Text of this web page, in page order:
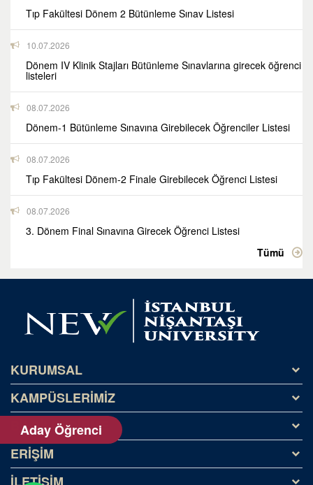
Tıp Fakültesi Dönem 2 Bütünleme Sınav Listesi
10.07.2026
Dönem IV Klinik Stajları Bütünleme Sınavlarına girecek öğrenci
listeleri
08.07.2026
Dönem-1 Bütünleme Sınavına Girebilecek Öğrenciler Listesi
08.07.2026
Tıp Fakültesi Dönem-2 Finale Girebilecek Öğrenci Listesi
08.07.2026
3. Dönem Final Sınavına Girecek Öğrenci Listesi
Tümü
KURUMSAL
Tarihçe
Misyon ve Vizyon
Kişisel Veriler (KVKK)
KAMPÜSLERİMİZ
Kağıthane Kampüsü
NeoTech Campus
Silivri Kampüsü
BİLGİLENDİRME
Yatay Geçiş
Dikey Geçiş
ERİŞİM
İHALELER
Aday Öğrenci